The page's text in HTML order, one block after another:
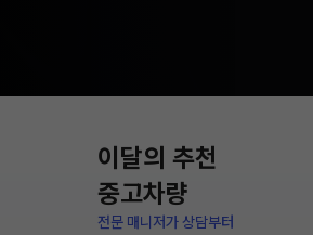
이달의 추천
중고차량
전문 매니저가 상담부터